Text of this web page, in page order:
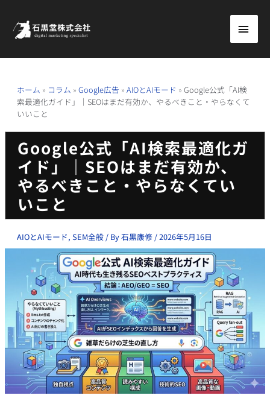
ス
メ
イ
メ
ュ
ホーム » コラム » Google広告 » AIOとAIモード » Google公式「AI検
索最適化ガイド」｜SEOはまだ有効か、やるべきこと・やらなくて
いいこと
Google公式「AI検索最適化ガ
イド」｜SEOはまだ有効か、
やるべきこと・やらなくてい
いこと
AIOとAIモード, SEM全般/ By石黒康修 /2026年5月16日